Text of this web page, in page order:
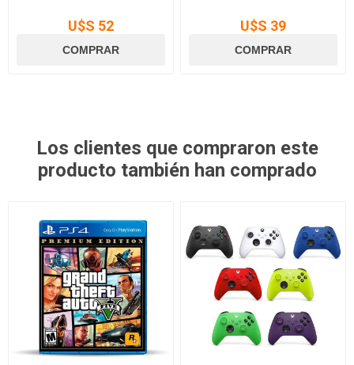
U$S 52 U$S 39
Los clientes que compraron este
producto también han comprado